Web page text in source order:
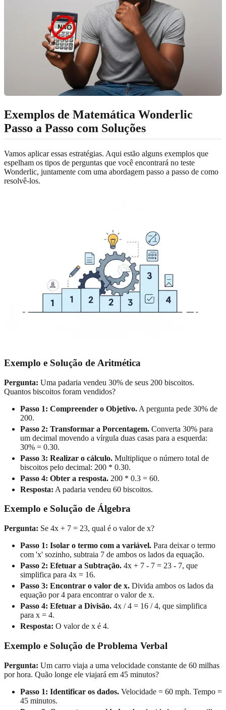
Exemplos de Matemática Wonderlic
Passo a Passo com Soluções
Vamos aplicar essas estratégias. Aqui estão alguns exemplos que
espelham os tipos de perguntas que você encontrará no teste
Wonderlic, juntamente com uma abordagem passo a passo de como
resolvê-los.
Exemplo e Solução de Aritmética
Pergunta: Uma padaria vendeu 30% de seus 200 biscoitos.
Quantos biscoitos foram vendidos?
Passo 1: Compreender o Objetivo. A pergunta pede 30% de
200.
Passo 2: Transformar a Porcentagem. Converta 30% para
um decimal movendo a vírgula duas casas para a esquerda:
30% = 0.30.
Passo 3: Realizar o cálculo. Multiplique o número total de
biscoitos pelo decimal: 200 * 0.30.
Passo 4: Obter a resposta. 200 * 0.3 = 60.
Resposta: A padaria vendeu 60 biscoitos.
Exemplo e Solução de Álgebra
Pergunta: Se 4x + 7 = 23, qual é o valor de x?
Passo 1: Isolar o termo com a variável. Para deixar o termo
com 'x' sozinho, subtraia 7 de ambos os lados da equação.
Passo 2: Efetuar a Subtração. 4x + 7 - 7 = 23 - 7, que
simplifica para 4x = 16.
Passo 3: Encontrar o valor de x. Divida ambos os lados da
equação por 4 para encontrar o valor de x.
Passo 4: Efetuar a Divisão. 4x / 4 = 16 / 4, que simplifica
para x = 4.
Resposta: O valor de x é 4.
Exemplo e Solução de Problema Verbal
Pergunta: Um carro viaja a uma velocidade constante de 60 milhas
por hora. Quão longe ele viajará em 45 minutos?
Passo 1: Identificar os dados. Velocidade = 60 mph. Tempo =
45 minutos.